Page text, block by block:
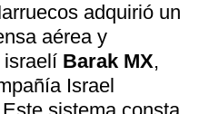
adquirió un
aérea y
israelí Barak MX,
Israel